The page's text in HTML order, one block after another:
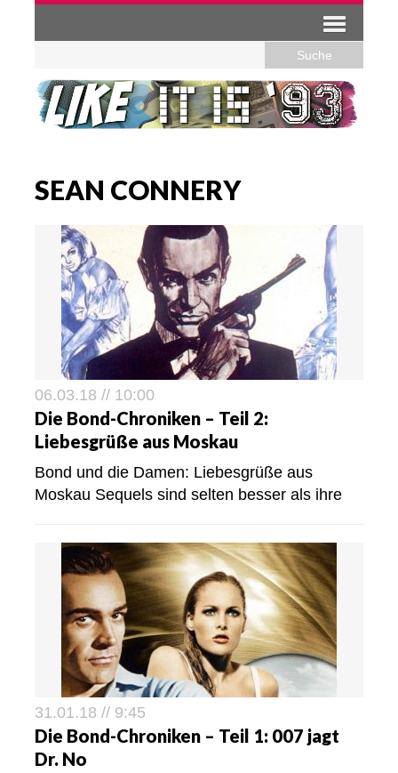
SEAN CONNERY
06.03.18 // 10:00
Die Bond-Chroniken – Teil 2:
Liebesgrüße aus Moskau
Bond und die Damen: Liebesgrüße aus
Moskau Sequels sind selten besser als ihre
31.01.18 // 9:45
Die Bond-Chroniken – Teil 1: 007 jagt
Dr. No